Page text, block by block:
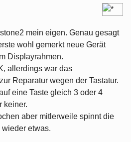
mein eigen. Genau gesagt
wohl gemerkt neue Gerät
Displayrahmen.
allerdings war das
Reparatur wegen der Tastatur.
eine Taste gleich 3 oder 4
keiner.
aber mitlerweile spinnt die
etwas.